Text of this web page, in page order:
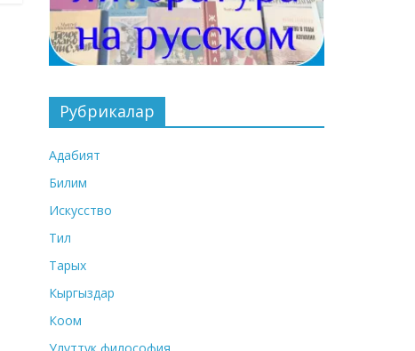
Рубрикалар
Адабият
Билим
Искусство
Тил
Тарых
Кыргыздар
Коом